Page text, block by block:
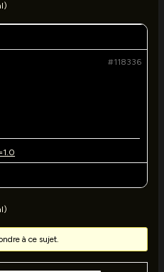
#118336
à ce sujet.